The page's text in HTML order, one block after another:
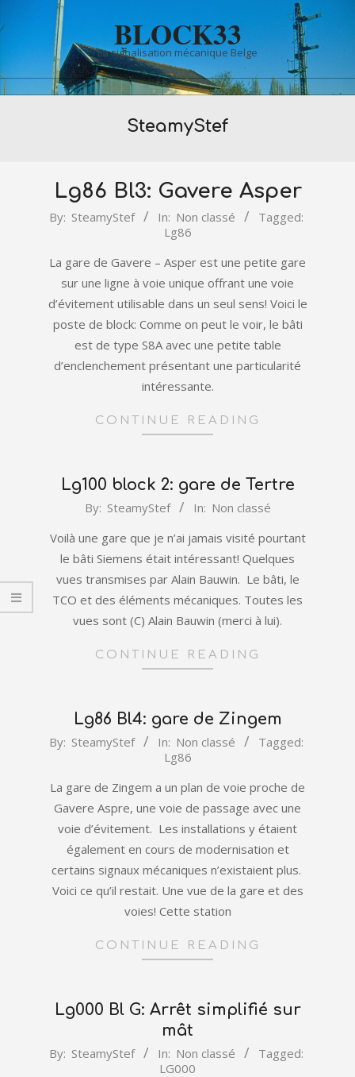
to
BLOCK33
La signalisation mécanique Belge
SteamyStef
Lg86 Bl3: Gavere Asper
2022-
11
By: SteamyStef In: Non classé
Tagged:
Lg86
La gare de Gavere – Asper est une petite gare
sur une ligne à voie unique offrant une voie
d’évitement utilisable dans un seul sens! Voici le
poste de block: Comme on peut le voir, le bâti
est de type S8A avec une petite table
d’enclenchement présentant une particularité
intéressante.
CONTINUE READING
Lg100 block 2: gare de Tertre
11
By: SteamyStef In: Non classé
Voilà une gare que je n’ai jamais visité pourtant
le bâti Siemens était intéressant! Quelques
vues transmises par Alain Bauwin. Le bâti, le
TCO et des éléments mécaniques. Toutes les
vues sont (C) Alain Bauwin (merci à lui).
CONTINUE READING
Lg86 Bl4: gare de Zingem
2022-
11
By: SteamyStef In: Non classé
Tagged:
Lg86
La gare de Zingem a un plan de voie proche de
Gavere Aspre, une voie de passage avec une
voie d’évitement. Les installations y étaient
également en cours de modernisation et
certains signaux mécaniques n’existaient plus.
Voici ce qu’il restait. Une vue de la gare et des
voies! Cette station
CONTINUE READING
Lg000 Bl G: Arrêt simplifié sur
mât
2022-
By: SteamyStef In: Non classé
Tagged:
LG000